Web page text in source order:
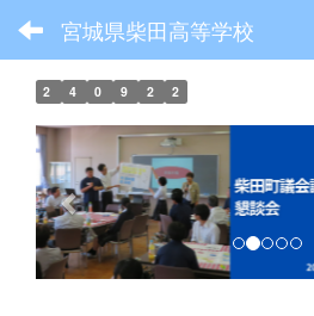
宮城県柴田高等学校
2 4 0 9 2 2
p
r
e
v
i